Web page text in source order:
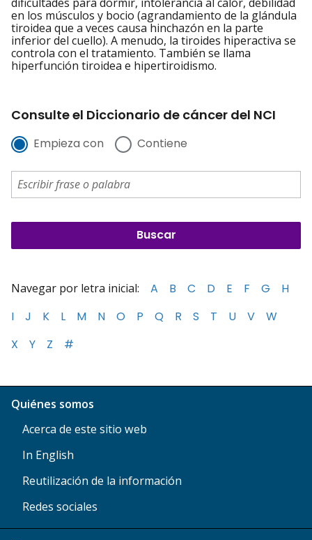
en los músculos y bocio (agrandamiento de la glándula
tiroidea que a veces causa hinchazón en la parte
inferior del cuello). A menudo, la tiroides hiperactiva se
controla con el tratamiento. También se llama
hiperfunción tiroidea e hipertiroidismo.
Consulte el Diccionario de cáncer del NCI
Empieza con Contiene
Navegar por letra inicial: A B C D E F G
H
I
J K L M N O P Q R S T U V
W
X
Y Z #
Quiénes somos
Acerca de este sitio web
In English
Reutilización de la información
Redes sociales